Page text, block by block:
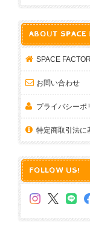
ABOUT SPACE
SPACE
お問い合わせ
プライバシーポ
特定商取引法に
FOLLOW US!